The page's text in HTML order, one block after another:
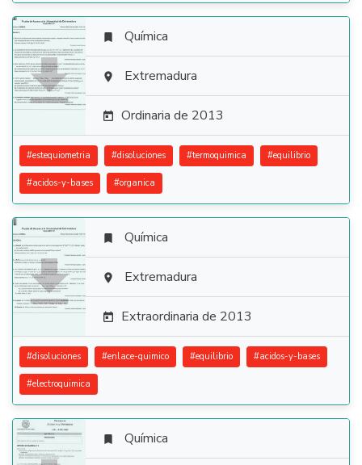

 Química
 Extremadura
 Ordinaria de 2013
#estequiometria #disoluciones #termoquimica #equilibrio
#acidos-y-bases #organica

 Química
 Extremadura
 Extraordinaria de 2013
#disoluciones #enlace-quimico #equilibrio #acidos-y-bases
#electroquimica
 Química